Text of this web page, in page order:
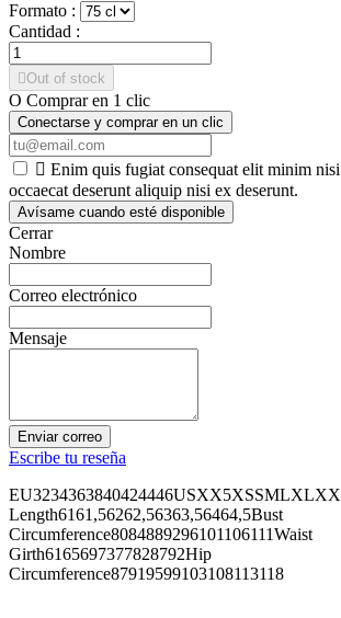
Formato :
Cantidad :
Out of stock
O Comprar en 1 clic
Conectarse y comprar en un clic
 Enim quis fugiat consequat elit minim nisi
occaecat deserunt aliquip nisi ex deserunt.
Avísame cuando esté disponible
Cerrar
Nombre
Correo electrónico
Mensaje
Enviar correo
Escribe tu reseña
Length6161,56262,56363,56464,5Bust
Circumference8084889296101106111Waist
Girth6165697377828792Hip
Circumference87919599103108113118